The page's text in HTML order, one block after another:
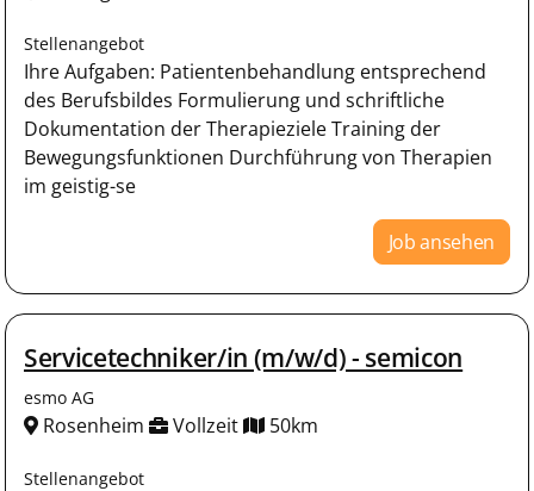
Stellenangebot
Ihre Aufgaben: Patientenbehandlung entsprechend
des Berufsbildes Formulierung und schriftliche
Dokumentation der Therapieziele Training der
Bewegungsfunktionen Durchführung von Therapien
im geistig-se
Job ansehen
Servicetechniker/in (m/w/d) - semicon
esmo AG
Rosenheim Vollzeit 50km
Stellenangebot